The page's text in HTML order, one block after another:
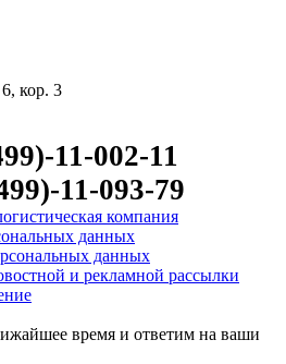
кор. 3
11-002-11
11-093-79
компания
данных
данных
и рекламной рассылки
время и ответим на ваши